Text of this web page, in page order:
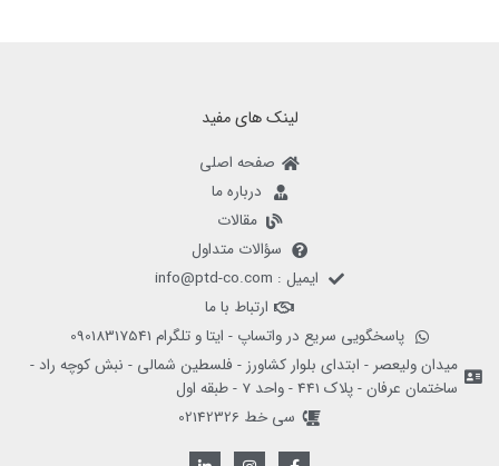
لینک های مفید
صفحه اصلی
درباره ما
مقالات
سؤالات متداول
ایمیل : info@ptd-co.com
ارتباط با ما
پاسخگویی سریع در واتساپ - ایتا و تلگرام 09018317541
میدان ولیعصر - ابتدای بلوار کشاورز - فلسطین شمالی - نبش کوچه راد -
ساختمان عرفان - پلاک 441 - واحد 7 - طبقه اول
سی خط 02142326
F
I
L